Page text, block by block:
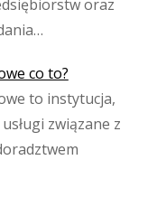
oraz
co to?
to instytucja,
związane z